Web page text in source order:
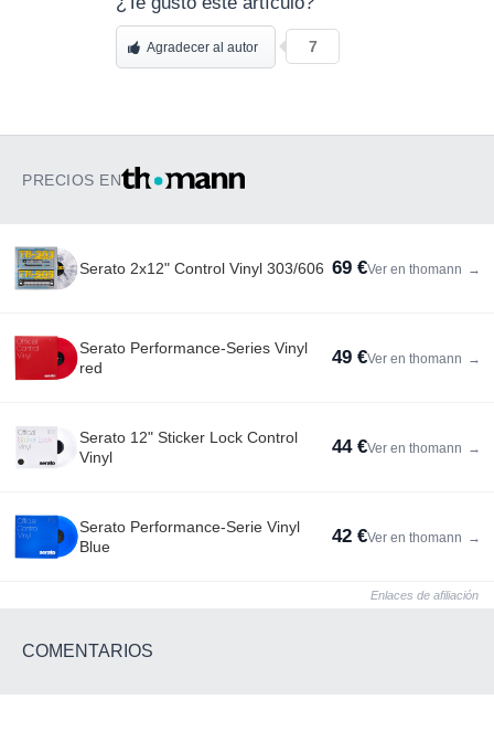
Agradecer al autor 7
PRECIOS EN
Serato 2x12" Control Vinyl 303/606 69 €Ver en thomann →
Serato Performance-Series Vinyl
red
49 €Ver en thomann →
Serato 12" Sticker Lock Control
Vinyl
44 €Ver en thomann →
Serato Performance-Serie Vinyl
Blue
42 €Ver en thomann →
Enlaces de afiliación
COMENTARIOS